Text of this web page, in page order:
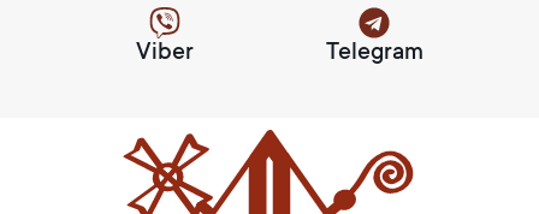
Viber Telegram